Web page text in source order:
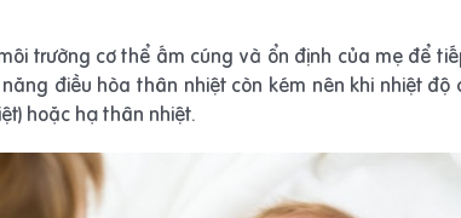
trường cơ thể ấm cúng và ổn định của mẹ để
điều hòa thân nhiệt còn kém nên khi nhiệt
hoặc hạ thân nhiệt.